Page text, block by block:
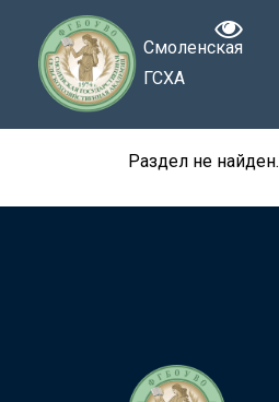
Смоленская
ГСХА
Раздел не найден.